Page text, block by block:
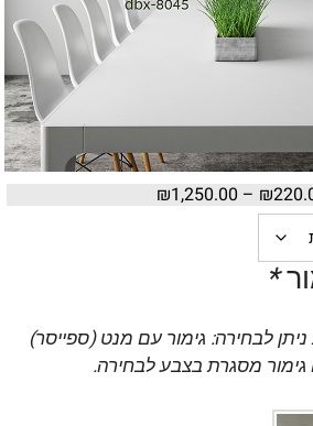
₪
–
₪1,250.00
*
ניתן לבחירה: גימור עם מנט (ספייסר)
גימור מסגרת בצבע לבחירה.